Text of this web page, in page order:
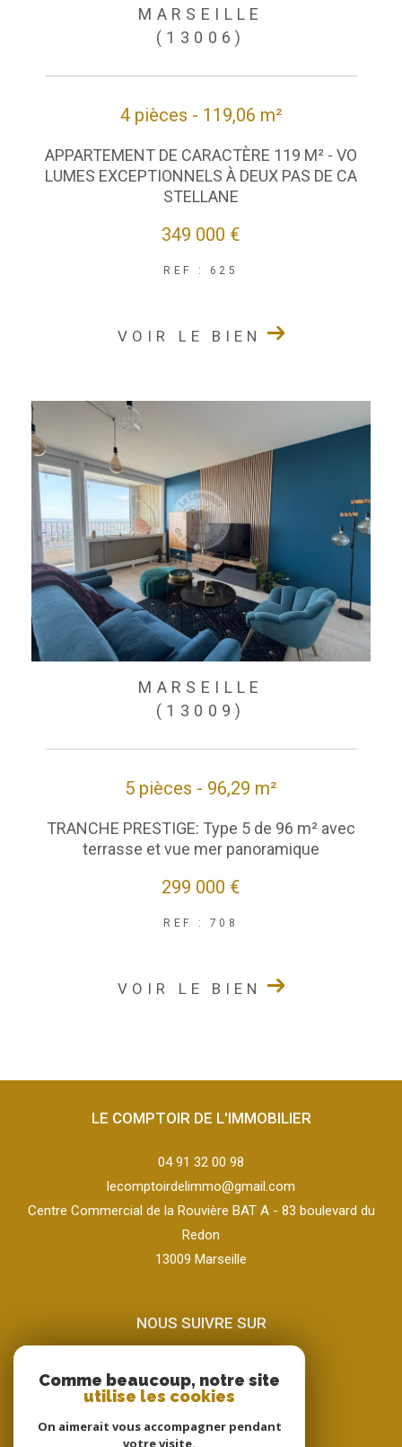
MARSEILLE
(13006)
4 pièces - 119,06 m²
APPARTEMENT DE CARACTÈRE 119 M² - VO
LUMES EXCEPTIONNELS À DEUX PAS DE CA
STELLANE
349 000 €
REF : 625
VOIR LE BIEN
MARSEILLE
(13009)
5 pièces - 96,29 m²
TRANCHE PRESTIGE: Type 5 de 96 m² avec
terrasse et vue mer panoramique
299 000 €
REF : 708
VOIR LE BIEN
LE COMPTOIR DE L'IMMOBILIER
04 91 32 00 98
lecomptoirdelimmo@gmail.com
Centre Commercial de la Rouvière BAT A - 83 boulevard du
Redon
13009
marseille
NOUS SUIVRE SUR
Comme beaucoup, notre site
utilise les cookies
On aimerait vous accompagner pendant
votre visite.